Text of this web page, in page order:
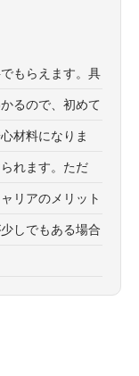
もらえます。具
るので、初めて
材料になりま
れます。ただ
リアのメリット
しでもある場合